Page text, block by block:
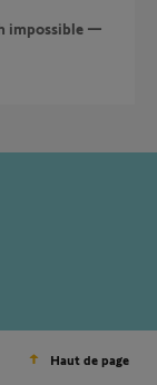
Haut de page